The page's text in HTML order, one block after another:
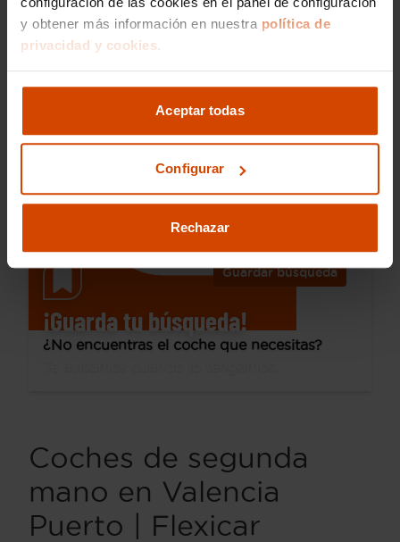
y obtener más información en nuestra política de
privacidad y cookies.
Aceptar todas
Configurar
Rechazar
Desde 372 € /mes*
Skoda Karoq
1.5 TSI 110kW (150CV) DSG ACT Sportline
2023
48.336 km
Automática
Valencia - Puerto
Guardar búsqueda
¡Guarda tu búsqueda!
¿No encuentras el coche que necesitas?
Coches de segunda
mano en Valencia
Puerto | Flexicar